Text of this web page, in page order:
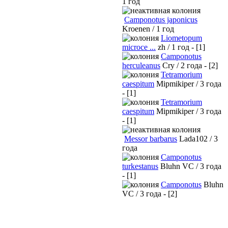
Camponotus japonicus
Kroenen / 1 год
Liometopum
microce ... zh / 1 год - [1]
Camponotus
herculeanus Cry / 2 года - [2]
Tetramorium
caespitum Mipmikiper / 3 года
- [1]
Tetramorium
caespitum Mipmikiper / 3 года
- [1]
Messor barbarus Lada102 / 3
года
Camponotus
turkestanus Bluhn VC / 3 года
- [1]
Camponotus Bluhn
VC / 3 года - [2]